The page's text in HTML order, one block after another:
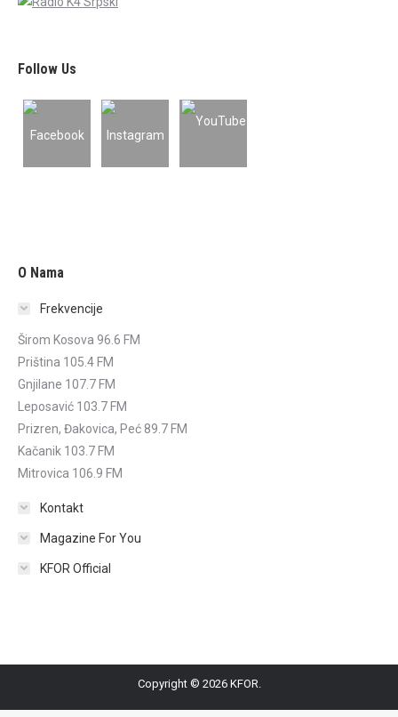
Follow Us
O Nama
Frekvencije
Širom Kosova 96.6 FM
Priština 105.4 FM
Gnjilane 107.7 FM
Leposavić 103.7 FM
Prizren, Đakovica, Peć 89.7 FM
Kačanik 103.7 FM
Mitrovica 106.9 FM
Kontakt
Magazine For You
KFOR Official
Copyright © 2026 KFOR.